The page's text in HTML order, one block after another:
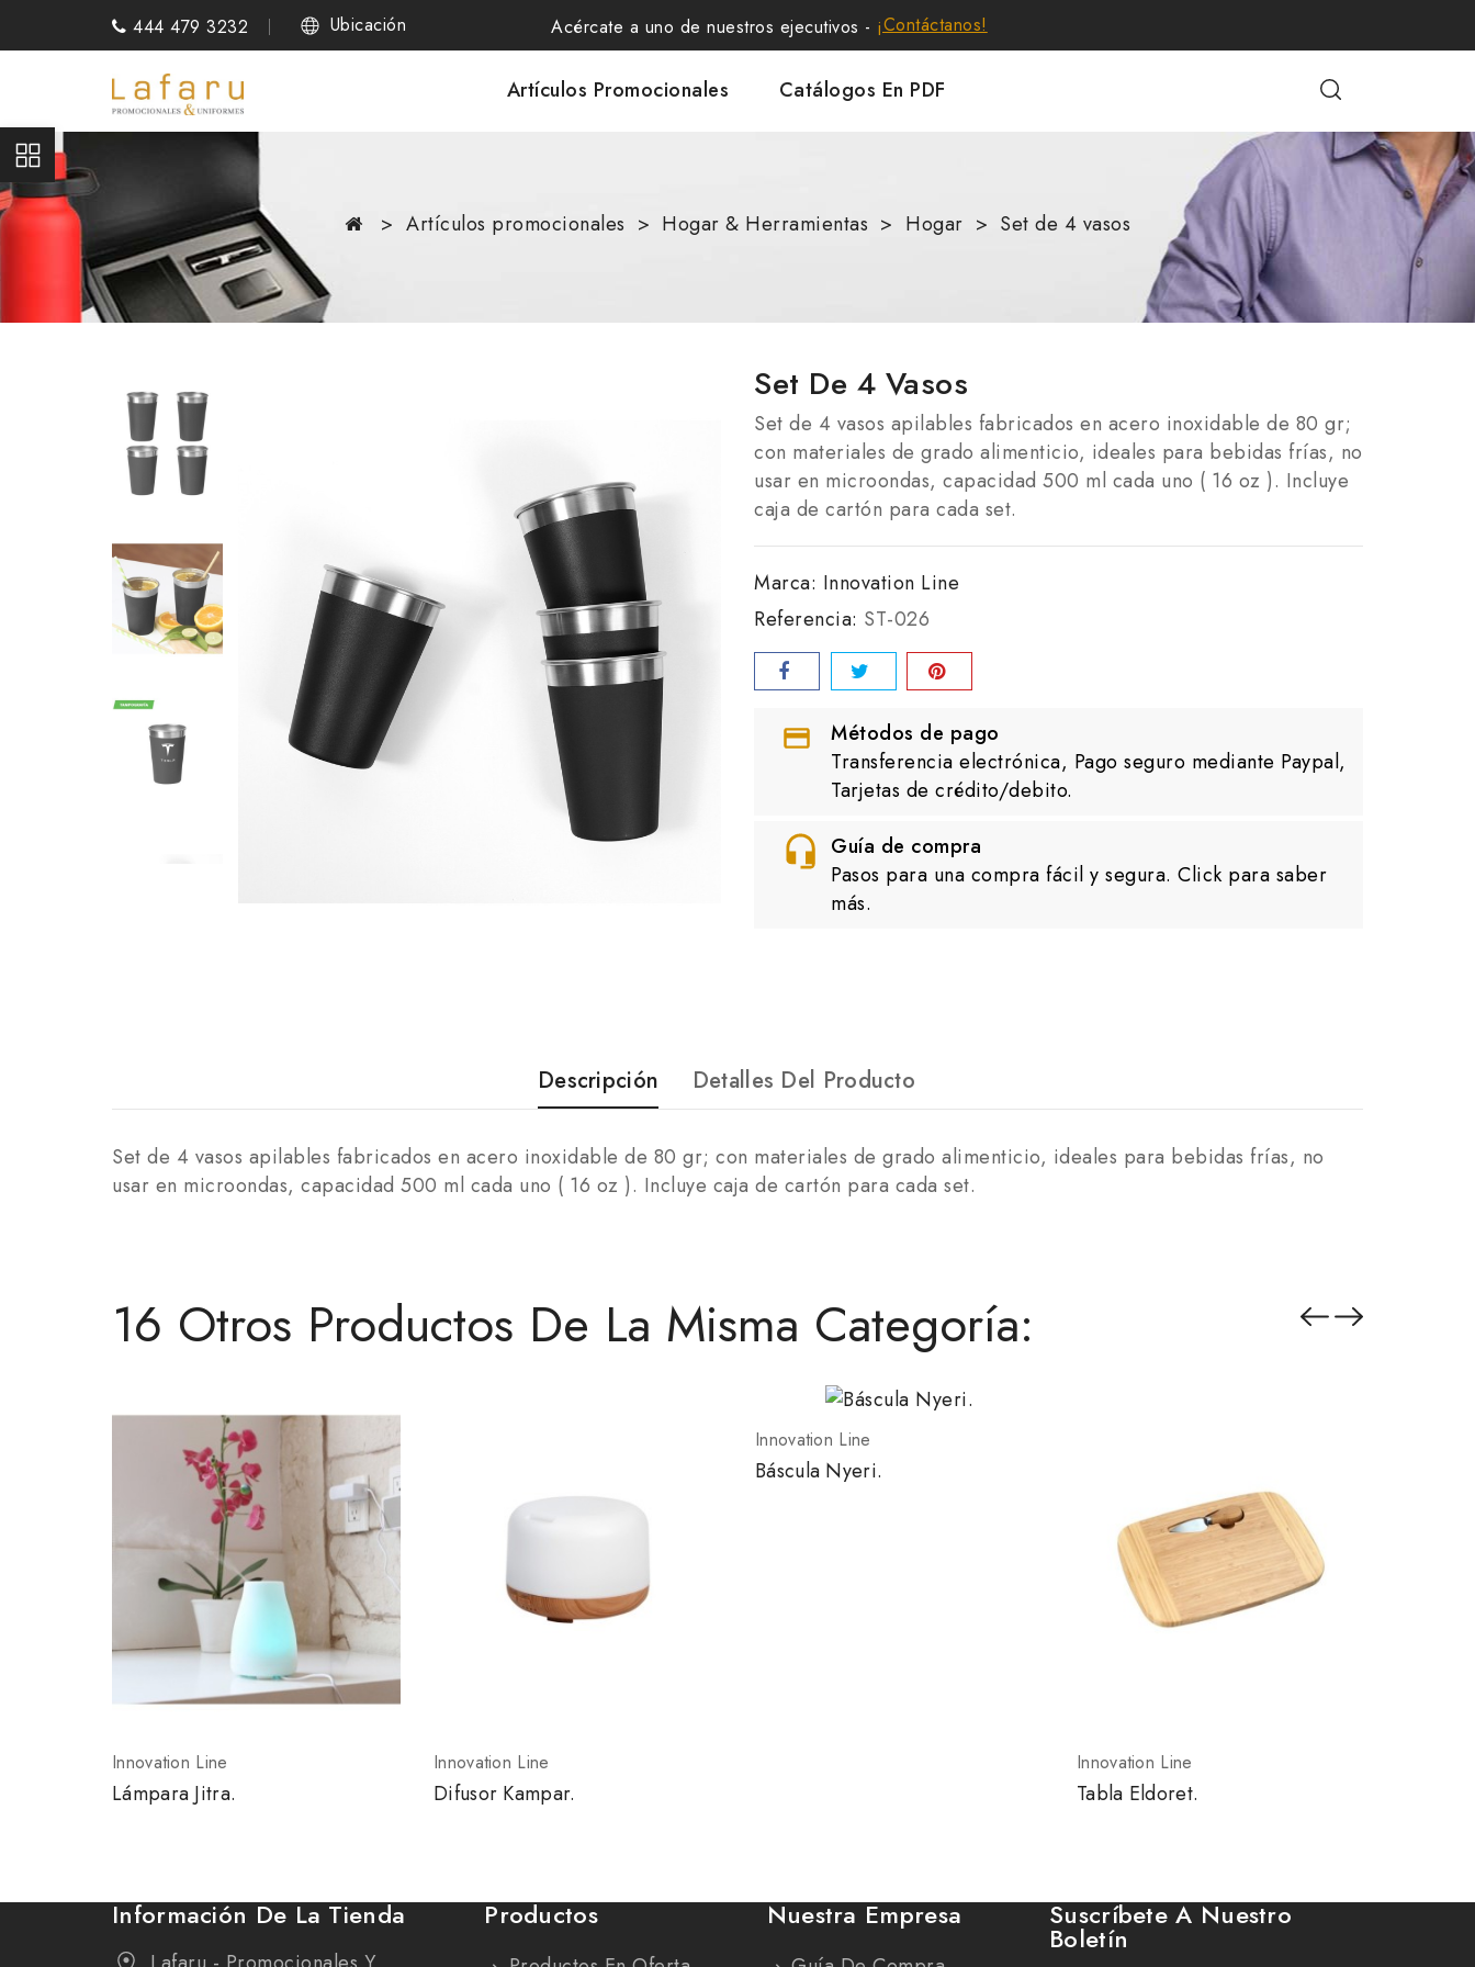
444 479 3232 Ubicación Acércate a uno de nuestros ejecutivos - ¡Contáctanos!
Artículos Promocionales Catálogos En PDF
Artículos promocionales Hogar & Herramientas Hogar Set de 4 vasos
Set De 4 Vasos
Set de 4 vasos apilables fabricados en acero inoxidable de 80 gr;
con materiales de grado alimenticio, ideales para bebidas frías, no
usar en microondas, capacidad 500 ml cada uno ( 16 oz ). Incluye
caja de cartón para cada set.
Marca: Innovation Line
Referencia: ST-026
Métodos de pago
Transferencia electrónica, Pago seguro mediante Paypal,
Tarjetas de crédito/debito.
Guía de compra
Pasos para una compra fácil y segura. Click para saber
más.
Descripción Detalles Del Producto
Set de 4 vasos apilables fabricados en acero inoxidable de 80 gr; con materiales de grado alimenticio, ideales para bebidas frías, no
usar en microondas, capacidad 500 ml cada uno ( 16 oz ). Incluye caja de cartón para cada set.
16 Otros Productos De La Misma Categoría:
Innovation Line
Lámpara Jitra.
Innovation Line
Difusor Kampar.
Innovation Line
Báscula Nyeri.
Innovation Line
Tabla Eldoret.
Información De La Tienda Productos Nuestra Empresa Suscríbete A Nuestro
Boletín